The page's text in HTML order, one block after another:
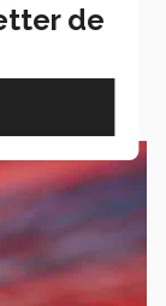
el mismo
del
más
forma”.
de